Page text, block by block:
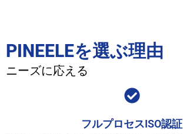
PINEELEを選ぶ理由
ニーズに応える
フルプロセスISO認証